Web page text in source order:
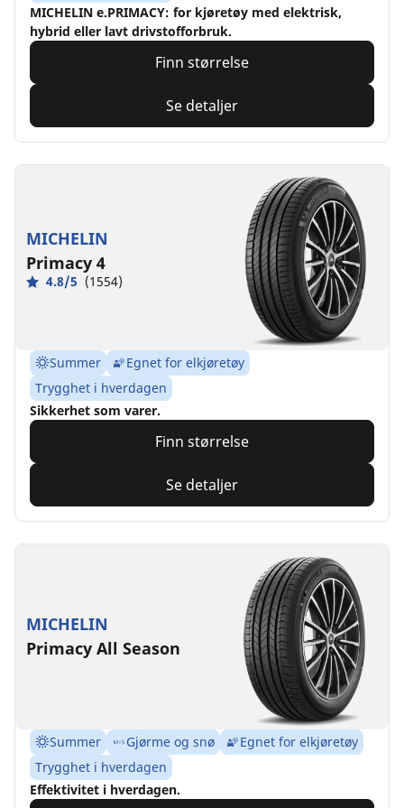
MICHELIN e.PRIMACY: for kjøretøy med elektrisk,
hybrid eller lavt drivstofforbruk.
Finn størrelse
Se detaljer
MICHELIN
Primacy 4
4.8/5 (1554)
Summer
Egnet for elkjøretøy
Trygghet i hverdagen
Sikkerhet som varer.
Finn størrelse
Se detaljer
MICHELIN
Primacy All Season
Summer Gjørme og snø
Egnet for elkjøretøy
Trygghet i hverdagen
Effektivitet i hverdagen.